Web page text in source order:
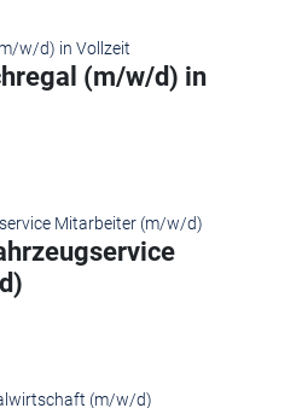
(m/w/d) in